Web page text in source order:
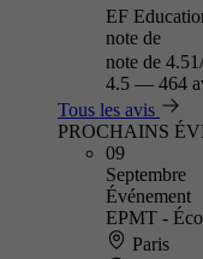
EF
note de
note de
4.5 — 464
Tous les avis
PROCHAINS
09
Septembre
Événement
EPMT -
Paris